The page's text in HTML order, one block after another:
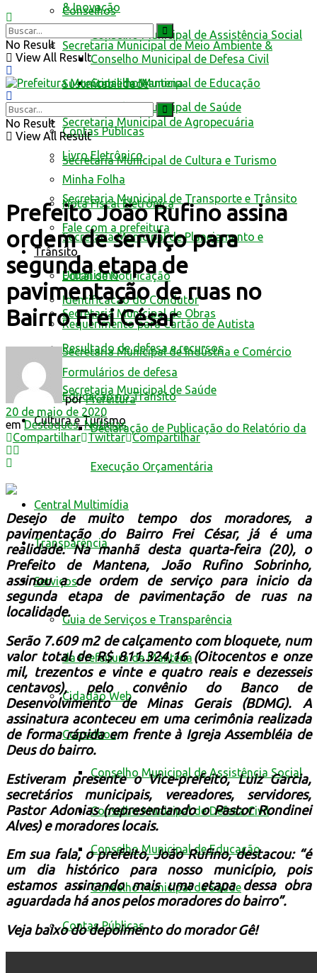
Conselhos
Conselho Municipal de Assistência Social
Conselho Municipal de Defesa Civil
Conselho Municipal de Educação
Conselho Municipal de Saúde
Contas Públicas
Livro Eletrônico
Minha Folha
Nota Fiscal Eletrônica
Fale com a prefeitura
Trânsito
Edital de Notificação
Identificacao do Condutor
Requerimento para Cartão de Autista
Resultado de defesa e recursos
Formulários de defesa
Educação no Trânsito
Cultura e Turismo
& Inovação
Secretaria Municipal de Meio Ambiente &
Sustentabilidade
Secretaria Municipal de Agropecuária
Secretaria Municipal de Cultura e Turismo
Secretaria Municipal de Transporte e Trânsito
Secretaria Municipal de Planejamento e
Urbanismo
Secretaria Municipal de Obras
Secretaria Municipal de Indústria e Comércio
Secretaria Municipal de Saúde
Declaração de Publicação do Relatório da
Execução Orçamentária
Central Multimídia
Transparência
Serviços
Guia de Serviços e Transparência
da Prefeitura de Mantena
Cidadão Web
Conselhos
Conselho Municipal de Assistência Social
Conselho Municipal de Defesa Civil
Conselho Municipal de Educação
Conselho Municipal de Saúde
Contas Públicas
No Result
View All Result
No Result
View All Result
Prefeito João Rufino assina
ordem de serviço para
segunda etapa de
pavimentação de ruas no
Bairro Frei César
por Prefeitura
20 de maio de 2020
em Destaques,Notícias
Compartilhar
Twittar Compartilhar
Desejo de muito tempo dos moradores, a
pavimentação do Bairro Frei César, já é uma
realidade. Na manhã desta quarta-feira (20), o
Prefeito de Mantena, João Rufino Sobrinho,
assinou a de ordem de serviço para inicio da
segunda etapa de pavimentação de ruas na
localidade.
Serão 7.609 m2 de calçamento com bloquete, num
valor total de R$ 811.324,16 (Oitocentos e onze
mil, trezentos e vinte e quatro reais e dezesseis
centavos), pelo convênio do Banco de
Desenvolvimento de Minas Gerais (BDMG). A
assinatura aconteceu em uma cerimônia realizada
de forma rápida em frente à Igreja Assembléia de
Deus do bairro.
Estiveram presente o Vice-prefeito, Luiz Garcia,
secretários municipais, vereadores, servidores,
Pastor Adonias (representando o Pastor Rondinei
Alves) e moradores locais.
Em sua fala, o prefeito, João Rufino, destacou: “é
um dia histórico para nosso município, pois
estamos assinando mais uma etapa dessa obra
aguardada há anos pelos moradores do bairro”.
Veja baixo do depoimento do morador Gê!